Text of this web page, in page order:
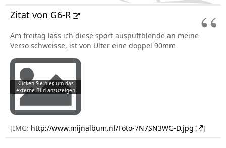
Zitat von G6-R
Am freitag lass ich diese sport auspuffblende an meine
Verso schweisse, ist von Ulter eine doppel 90mm
[IMG: http://www.mijnalbum.nl/Foto-7N7SN3WG-D.jpg ]